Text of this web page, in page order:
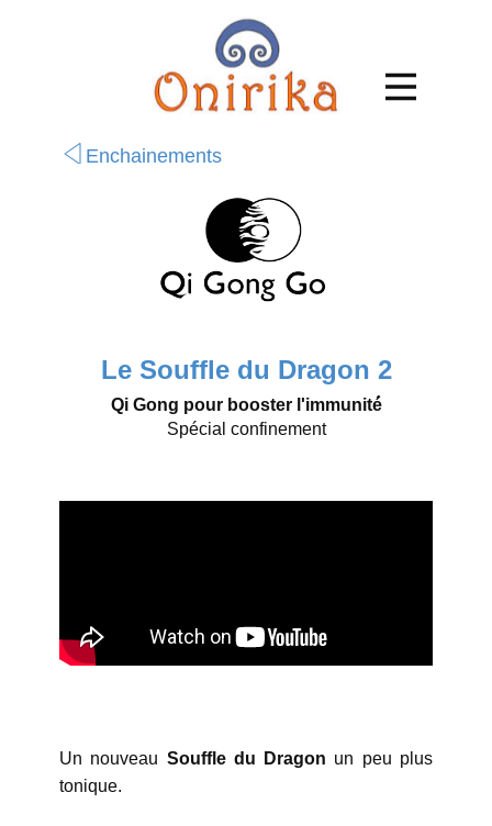
Enchainements
Le Souffle du Dragon 2
Qi Gong pour booster l'immunité́
Spécial confinement
Un nouveau Souffle du Dragon un peu plus
tonique.